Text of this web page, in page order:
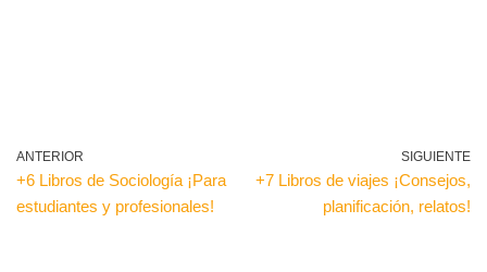
ANTERIOR
+6 Libros de Sociología ¡Para
estudiantes y profesionales!
SIGUIENTE
+7 Libros de viajes ¡Consejos,
planificación, relatos!